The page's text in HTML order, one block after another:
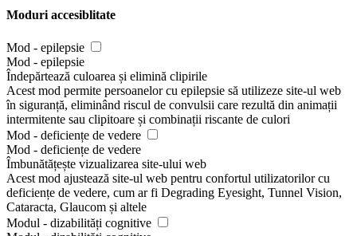
Moduri accesiblitate
Mod - epilepsie
Mod - epilepsie
Îndepărtează culoarea și elimină clipirile
Acest mod permite persoanelor cu epilepsie să utilizeze site-ul web
în siguranță, eliminând riscul de convulsii care rezultă din animații
intermitente sau clipitoare și combinații riscante de culori
Mod - deficiențe de vedere
Mod - deficiențe de vedere
Îmbunătățește vizualizarea site-ului web
Acest mod ajustează site-ul web pentru confortul utilizatorilor cu
deficiențe de vedere, cum ar fi Degrading Eyesight, Tunnel Vision,
Cataracta, Glaucom și altele
Modul - dizabilități cognitive